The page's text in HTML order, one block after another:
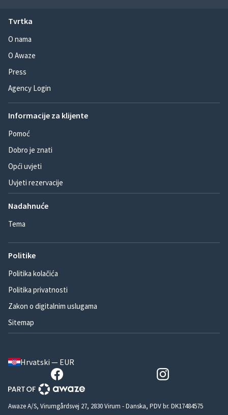
Tvrtka
O nama
O Awaze
Press
Agency Login
Informacije za klijente
Pomoć
Dobro je znati
Opći uvjeti
Uvjeti rezervacije
Nadahnuće
Tema
Politike
Politika kolačića
Politika privatnosti
Zakon o digitalnim uslugama
Sitemap
Hrvatski — EUR
Awaze A/S, Virumgårdsvej 27, 2830 Virum - Danska, PDV br. DK17484575